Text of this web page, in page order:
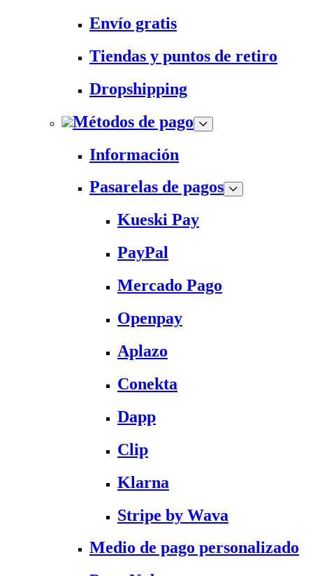
Envío gratis
Tiendas y puntos de retiro
Dropshipping
Métodos de pago
Información
Pasarelas de pagos
Kueski Pay
PayPal
Mercado Pago
Openpay
Aplazo
Conekta
Dapp
Clip
Klarna
Stripe by Wava
Medio de pago personalizado